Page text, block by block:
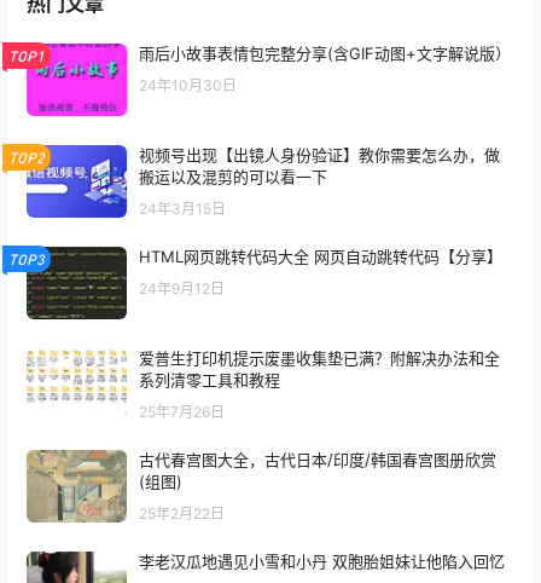
TOP1 雨后小故事表情包完整分享(含GIF动图+文字解说版）
24年10月30日
TOP2
视频号出现【出镜人身份验证】教你需要怎么办，做
搬运以及混剪的可以看一下
24年3月15日
TOP3 HTML网页跳转代码大全 网页自动跳转代码【分享】
24年9月12日
爱普生打印机提示废墨收集垫已满？附解决办法和全
系列清零工具和教程
25年7月26日
古代春宫图大全，古代日本/印度/韩国春宫图册欣赏
(组图)
25年2月22日
李老汉瓜地遇见小雪和小丹 双胞胎姐妹让他陷入回忆